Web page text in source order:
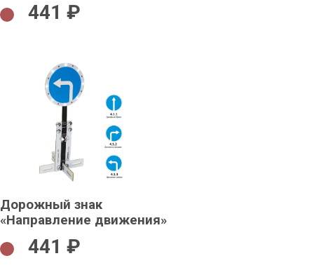
441 ₽
Дорожный знак
«Направление движения»
441 ₽